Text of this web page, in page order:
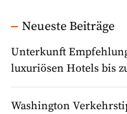
Neueste Beiträge
Unterkunft
luxuriösen Hotels bis
Washington